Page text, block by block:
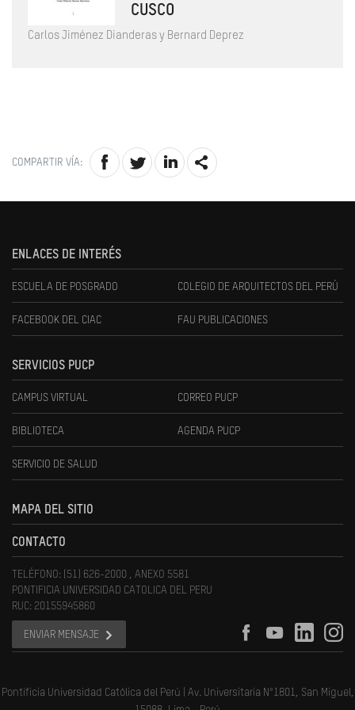
CUSCO
Carlos Jiménez Dianderas y Bernard Deprez
COMPARTIR VÍA:
ENLACES DE INTERÉS
ESCUELA DE POSGRADO COLEGIO DE ARQUITECTOS DEL PERÚ
FACEBOOK DEL CIAC FAU PUBLICACIONES
SERVICIOS PUCP
CAMPUS VIRTUAL CORREO PUCP
BIBLIOTECA AGENDA PUCP
SERVICIO DE SALUD
MAPA DEL SITIO
CONTACTO
TELÉFONO: (51) 626-2000 , ANEXO 5581
PONTIFICIA UNIVERSIDAD CATOLICA DEL PERU
RUC: 20155945860
ENVIAR MENSAJE
Pontificia Universidad Católica del Perú | Av. Universitaria N°1801, San Miguel,